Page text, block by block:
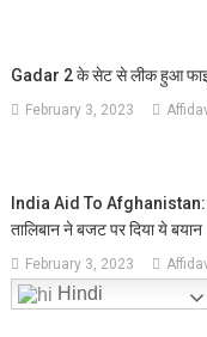
Gadar 2 के सेट से लीक हुआ
February 3, 2023
India Aid To Afghanistan:
तालिबान ने बजट पर दिया ये बयान
February 3, 2023
Hindi